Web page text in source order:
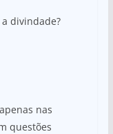
divindade?
nas
questões